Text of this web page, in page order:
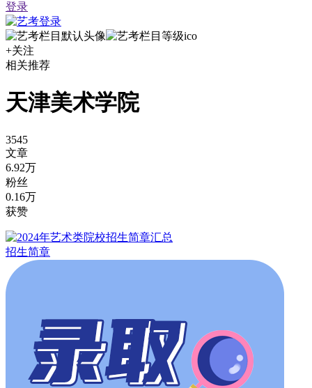
登录
+关注
相关推荐
天津美术学院
3545
文章
6.92万
粉丝
0.16万
获赞
招生简章